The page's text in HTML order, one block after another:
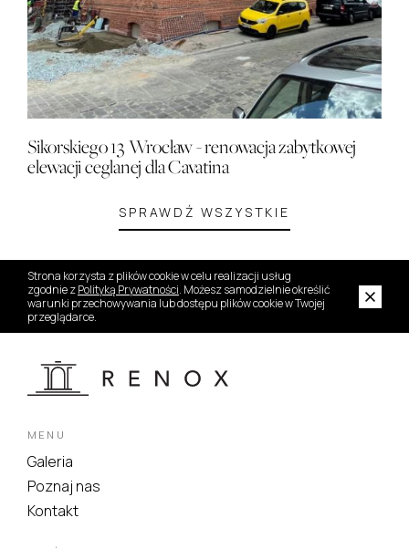
Sikorskiego 13 Wrocław - renowacja zabytkowej
elewacji ceglanej dla Cavatina
SPRAWDŹ WSZYSTKIE
Strona korzysta z plików cookie w celu realizacji usług
zgodnie zPolityką Prywatności. Możesz samodzielnie określić
warunki przechowywania lub dostępu plików cookie w Twojej
przeglądarce.
MENU
Galeria
Poznaj nas
Kontakt